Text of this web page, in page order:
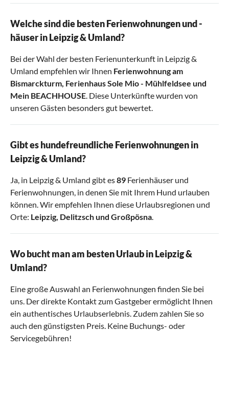
Welche sind die besten Ferienwohnungen und -
häuser in Leipzig & Umland?
Bei der Wahl der besten Ferienunterkunft in Leipzig &
Umland empfehlen wir Ihnen Ferienwohnung am
Bismarckturm, Ferienhaus Sole Mio - Mühlfeldsee und
Mein BEACHHOUSE. Diese Unterkünfte wurden von
unseren Gästen besonders gut bewertet.
Gibt es hundefreundliche Ferienwohnungen in
Leipzig & Umland?
Ja, in Leipzig & Umland gibt es89 Ferienhäuser und
Ferienwohnungen, in denen Sie mit Ihrem Hund urlauben
können. Wir empfehlen Ihnen diese Urlaubsregionen und
Orte: Leipzig, Delitzschund Großpösna.
Wo bucht man am besten Urlaub in Leipzig &
Umland?
Eine große Auswahl an Ferienwohnungen finden Sie bei
uns. Der direkte Kontakt zum Gastgeber ermöglicht Ihnen
ein authentisches Urlaubserlebnis. Zudem zahlen Sie so
auch den günstigsten Preis. Keine Buchungs- oder
Servicegebühren!